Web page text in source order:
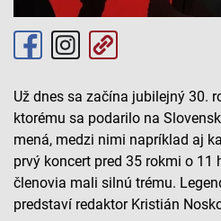
Už dnes sa začína jubilejný 30.
ktorému sa podarilo na
mená, medzi nimi napríklad aj
prvý koncert pred 35 rokmi o 11
členovia mali silnú trému.
predstaví redaktor Kristián